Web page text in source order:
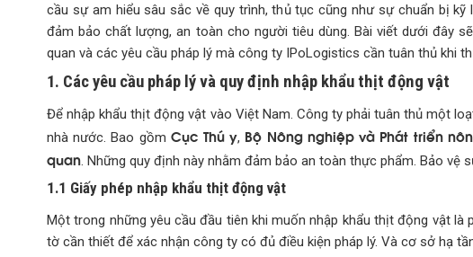
cầu sự am hiểu sâu sắc về quy trình, thủ tục cũng như sự chuẩn bị
đảm bảo chất lượng, an toàn cho người tiêu dùng. Bài viết dưới đây
quan và các yêu cầu pháp lý mà công ty IPoLogistics cần tuân thủ khi
1. Các yêu cầu pháp lý và quy định nhập khẩu thịt động vật
Để nhập khẩu thịt động vật vào Việt Nam. Công ty phải tuân thủ một
nhà nước. Bao gồm Cục Thú y, Bộ Nông nghiệp và Phát triển
quan. Những quy định này nhằm đảm bảo an toàn thực phẩm. Bảo vệ
1.1 Giấy phép nhập khẩu thịt động vật
Một trong những yêu cầu đầu tiên khi muốn nhập khẩu thịt động vật là
tờ cần thiết để xác nhận công ty có đủ điều kiện pháp lý. Và cơ sở hạ